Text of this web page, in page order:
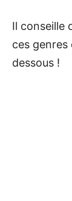
Il conseille
ces genres
dessous !